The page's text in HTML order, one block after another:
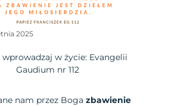
2025
wprowadzaj w życie: Evangelii
Gaudium nr 112
nam przez Boga zbawienie